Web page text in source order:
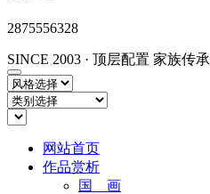
2875556328
SINCE 2003 · 顶层配置 家族传承
网站首页
作品赏析
国 画